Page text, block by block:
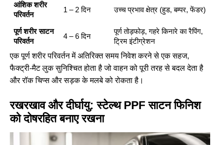
आंशिक शरीर
परिवर्तन
1 – 2 दिन उच्च प्रभाव क्षेत्र (हुड, बम्पर, फेंडर)
पूर्ण शरीर साटन
परिवर्तन
4 – 6 दिन
पूर्ण तोड़फोड़, गहरे किनारे का रैपिंग,
ट्रिम इंटीग्रेशन
एक पूर्ण शरीर परिवर्तन में अतिरिक्त समय निवेश करने से एक सहज,
फैक्ट्री-मैट लुक सुनिश्चित होता है जो वाहन को पूरी तरह से बदल देता है
और रॉक चिप्स और सड़क के मलबे को रोकता है।
रखरखाव और दीर्घायु: स्टेल्थ PPF साटन फिनिश
को दोषरहित बनाए रखना